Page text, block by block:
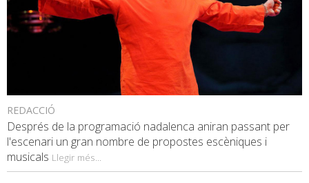
REDACCIÓ
Després de la programació nadalenca aniran passant per
l'escenari un gran nombre de propostes escèniques i
musicals Llegir més...